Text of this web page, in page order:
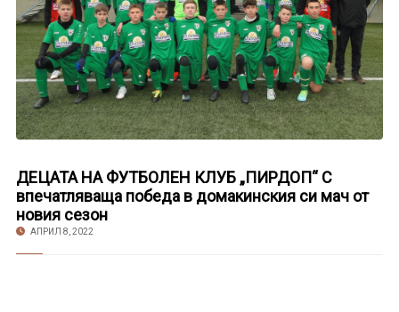
ДЕЦАТА НА ФУТБОЛЕН КЛУБ „ПИРДОП“ С
впечатляваща победа в домакинския си мач от
новия сезон
АПРИЛ 8, 2022